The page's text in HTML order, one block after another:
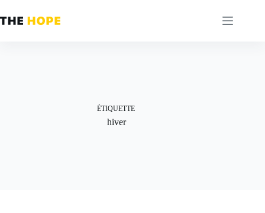
au
contenu
ÉTIQUETTE
hiver